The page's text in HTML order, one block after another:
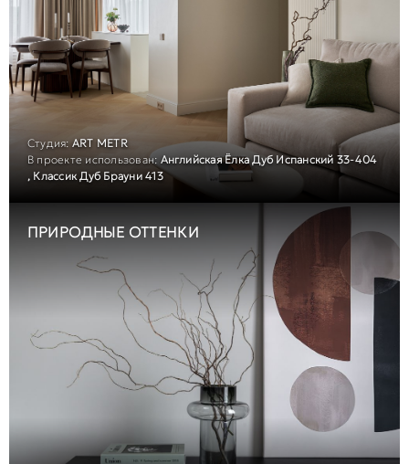
Студия:ART METR
В проекте использован:Английская Ёлка Дуб Испанский 33-404
, Классик Дуб Брауни 413
ПРИРОДНЫЕ ОТТЕНКИ